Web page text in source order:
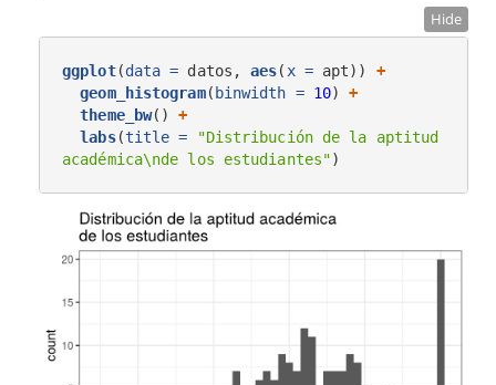
Hide
ggplot(data = datos, aes(x = apt)) +
geom_histogram( binwidth = 10) +
theme_bw() +
labs(title =
"Distribución de la aptitud
académica\nde los estudiantes")